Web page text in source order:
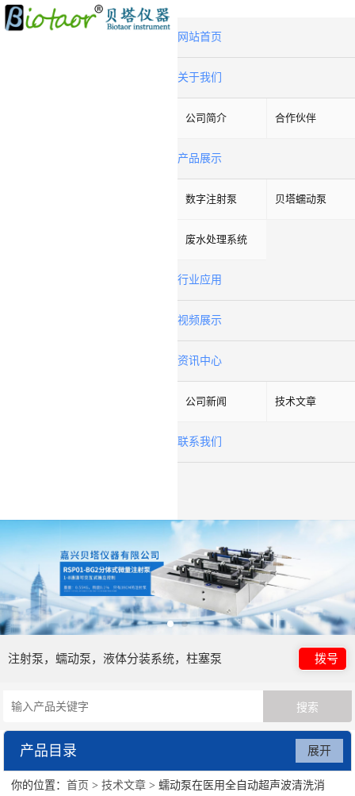
网站首页
关于我们
公司简介 合作伙伴
产品展示
数字注射泵 贝塔蠕动泵
废水处理系统
行业应用
视频展示
资讯中心
公司新闻 技术文章
联系我们
注射泵，蠕动泵，液体分装系统，柱塞泵 拨号
产品目录
数字注射泵
展开
你的位置：首页 >技术文章 > 蠕动泵在医用全自动超声波清洗消